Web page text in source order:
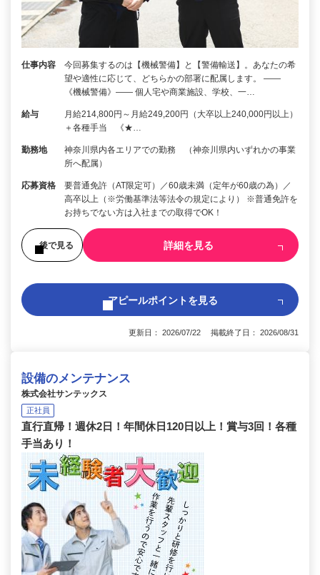
仕事内容
今回募集するのは【機械警備】と【警備輸送】。あなたの希
望や適性に応じて、どちらかの部署に配属します。 ――
《機械警備》―― 個人宅や商業施設、学校、一…
給与
月給214,800円～月給249,200円（大卒以上240,000円以上）
＋各種手当 《★…
勤務地
神奈川県内各エリアでの勤務 （神奈川県内いずれかの事業
所へ配属）
応募資格
要普通免許（AT限定可）／60歳未満（定年が60歳の為）／
高卒以上（※労働基準法等法令の規定により） ※普通免許を
お持ちでない方は入社までの取得でOK！
後で見る 詳細を見る
アピールポイントを見る
更新日： 2026/07/22 掲載終了日： 2026/08/31
設備のメンテナンス
株式会社サンテックス
正社員
直行直帰！週休2日！年間休日120日以上！賞与3回！各種
手当あり！